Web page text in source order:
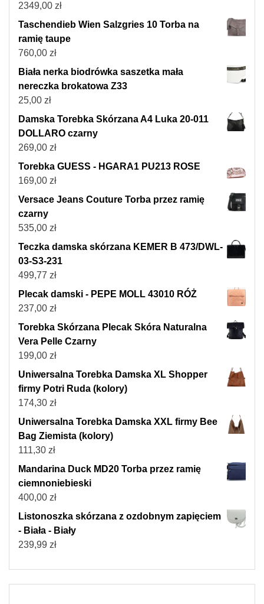
2349,00 zł
Taschendieb Wien Salzgries 10 Torba na
ramię taupe
760,00 zł
Biała nerka biodrówka saszetka mała
nereczka brokatowa Z33
25,00 zł
Damska Torebka Skórzana A4 Luka 20-011
DOLLARO czarny
269,00 zł
Torebka GUESS - HGARA1 PU213 ROSE
169,00 zł
Versace Jeans Couture Torba przez ramię
czarny
535,00 zł
Teczka damska skórzana KEMER B 473/DWL-
03-S3-231
499,77 zł
Plecak damski - PEPE MOLL 43010 RÓŻ
237,00 zł
Torebka Skórzana Plecak Skóra Naturalna
Vera Pelle Czarny
199,00 zł
Uniwersalna Torebka Damska XL Shopper
firmy Potri Ruda (kolory)
174,30 zł
Uniwersalna Torebka Damska XXL firmy Bee
Bag Ziemista (kolory)
111,30 zł
Mandarina Duck MD20 Torba przez ramię
ciemnoniebieski
400,00 zł
Listonoszka skórzana z ozdobnym zapięciem
- Biała - Biały
239,99 zł